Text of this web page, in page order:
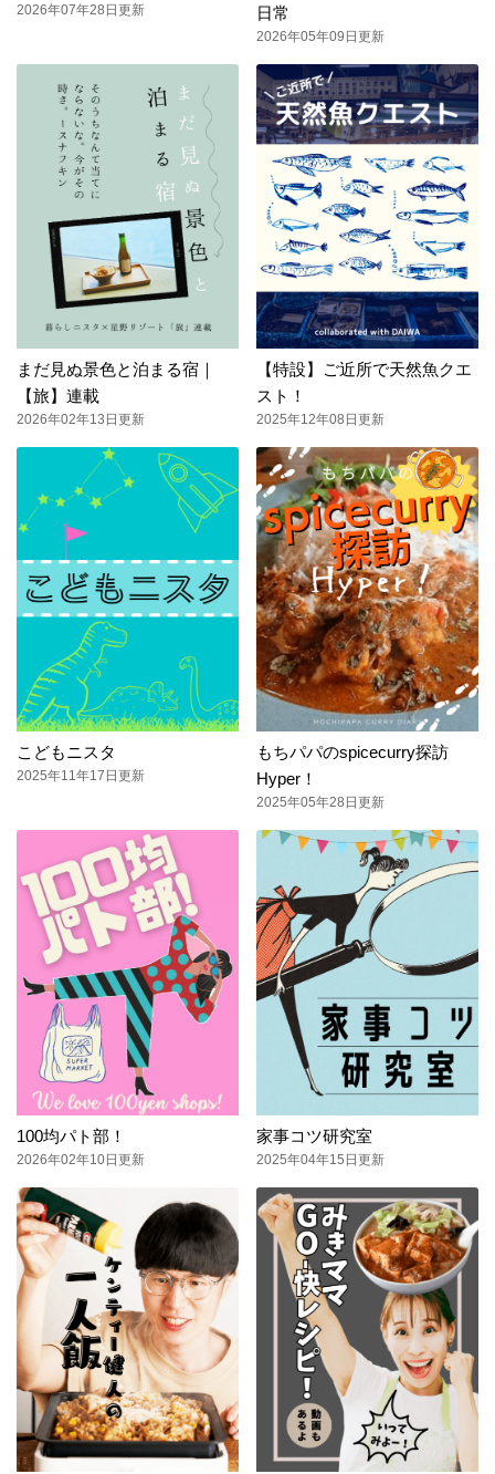
2026年07年28日更新
日常
2026年05年09日更新
まだ見ぬ景色と泊まる宿｜
【旅】連載
2026年02年13日更新
【特設】ご近所で天然魚クエ
スト！
2025年12年08日更新
こどもニスタ
2025年11年17日更新
もちパパのspicecurry探訪
Hyper！
2025年05年28日更新
100均パト部！
2026年02年10日更新
家事コツ研究室
2025年04年15日更新